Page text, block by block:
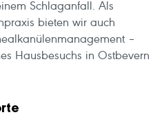
Schlaganfall. Als
bieten wir auch
–
Hausbesuchs in Ostbevern